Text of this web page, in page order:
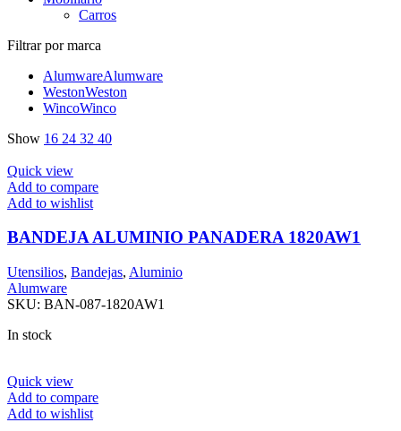
Carros
Filtrar por marca
AlumwareAlumware
WestonWeston
WincoWinco
Show 16 24 32 40
Quick view
Add to compare
Add to wishlist
BANDEJA ALUMINIO PANADERA 1820AW1
Utensilios, Bandejas, Aluminio
Alumware
SKU: BAN-087-1820AW1
In stock
Quick view
Add to compare
Add to wishlist